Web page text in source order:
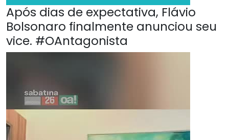
Após dias de expectativa, Flávio
Bolsonaro finalmente anunciou seu
vice. #OAntagonista